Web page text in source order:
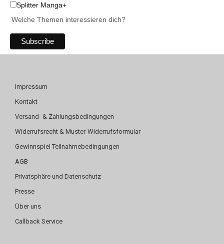
Splitter Manga+
Welche Themen interessieren dich?
Impressum
Kontakt
Versand- & Zahlungsbedingungen
Widerrufsrecht & Muster-Widerrufsformular
Gewinnspiel Teilnahmebedingungen
AGB
Privatsphäre und Datenschutz
Presse
Über uns
Callback Service